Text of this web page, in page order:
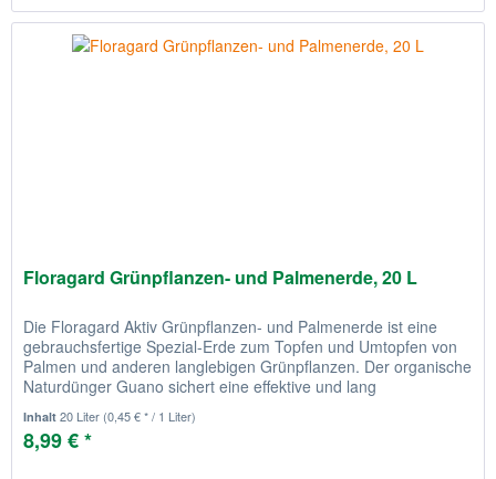
Floragard Grünpflanzen- und Palmenerde, 20 L
Die Floragard Aktiv Grünpflanzen- und Palmenerde ist eine
gebrauchsfertige Spezial-Erde zum Topfen und Umtopfen von
Palmen und anderen langlebigen Grünpflanzen. Der organische
Naturdünger Guano sichert eine effektive und lang
Inhalt20 Liter (0,45 € * / 1 Liter)
8,99 € *